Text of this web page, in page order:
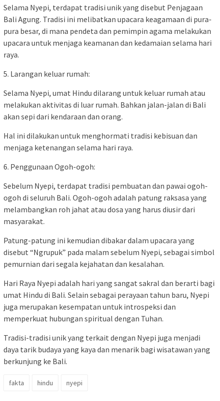
Selama Nyepi, terdapat tradisi unik yang disebut Penjagaan
Bali Agung. Tradisi ini melibatkan upacara keagamaan di pura-
pura besar, di mana pendeta dan pemimpin agama melakukan
upacara untuk menjaga keamanan dan kedamaian selama hari
raya.
5. Larangan keluar rumah:
Selama Nyepi, umat Hindu dilarang untuk keluar rumah atau
melakukan aktivitas di luar rumah. Bahkan jalan-jalan di Bali
akan sepi dari kendaraan dan orang.
Hal ini dilakukan untuk menghormati tradisi kebisuan dan
menjaga ketenangan selama hari raya.
6. Penggunaan Ogoh-ogoh:
Sebelum Nyepi, terdapat tradisi pembuatan dan pawai ogoh-
ogoh di seluruh Bali. Ogoh-ogoh adalah patung raksasa yang
melambangkan roh jahat atau dosa yang harus diusir dari
masyarakat.
Patung-patung ini kemudian dibakar dalam upacara yang
disebut “Ngrupuk” pada malam sebelum Nyepi, sebagai simbol
pemurnian dari segala kejahatan dan kesalahan.
Hari Raya Nyepi adalah hari yang sangat sakral dan berarti bagi
umat Hindu di Bali. Selain sebagai perayaan tahun baru, Nyepi
juga merupakan kesempatan untuk introspeksi dan
memperkuat hubungan spiritual dengan Tuhan.
Tradisi-tradisi unik yang terkait dengan Nyepi juga menjadi
daya tarik budaya yang kaya dan menarik bagi wisatawan yang
berkunjung ke Bali.
fakta hindu nyepi